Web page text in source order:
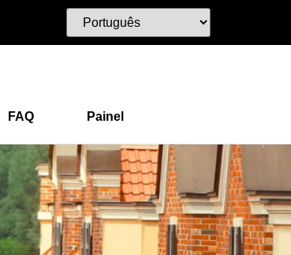
FAQ Painel